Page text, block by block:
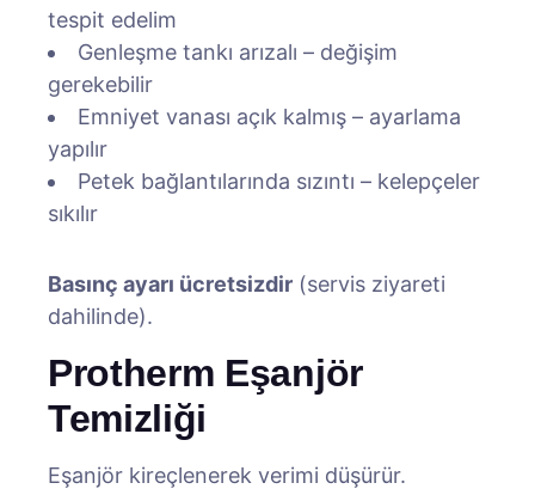
tespit edelim
Genleşme tankı arızalı – değişim
gerekebilir
Emniyet vanası açık kalmış – ayarlama
yapılır
Petek bağlantılarında sızıntı – kelepçeler
sıkılır
Basınç ayarı ücretsizdir (servis ziyareti
dahilinde).
Protherm Eşanjör
Temizliği
Eşanjör kireçlenerek verimi düşürür.